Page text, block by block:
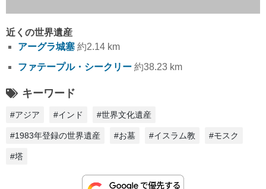
近くの世界遺産
アーグラ城塞 約2.14 km
ファテープル・シークリー 約38.23 km
キーワード
#アジア #インド #世界文化遺産
#1983年登録の世界遺産 #お墓 #イスラム教 #モスク
#塔